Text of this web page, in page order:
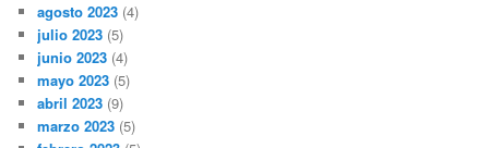
agosto 2023 (4)
julio 2023 (5)
junio 2023 (4)
mayo 2023 (5)
abril 2023 (9)
marzo 2023 (5)